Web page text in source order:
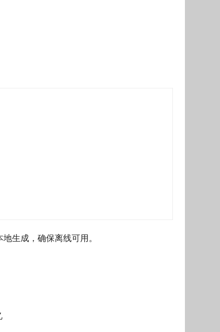
生成，确保离线可用。